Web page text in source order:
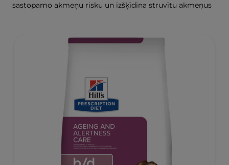
sastopamo akmeņu risku un izšķīdina struvītu akmeņus